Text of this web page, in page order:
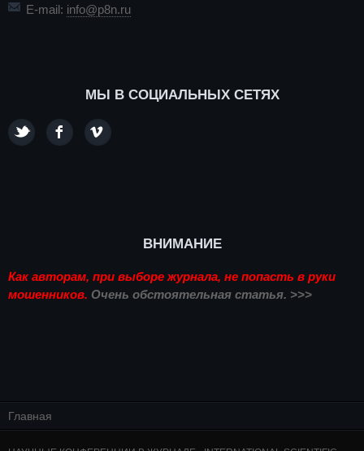
E-mail: info@p8n.ru
МЫ В СОЦИАЛЬНЫХ СЕТЯХ
ВНИМАНИЕ
Как авторам, при выборе журнала, не попасть в руки
мошенников. Очень обстоятельная статья. >>>
Главная